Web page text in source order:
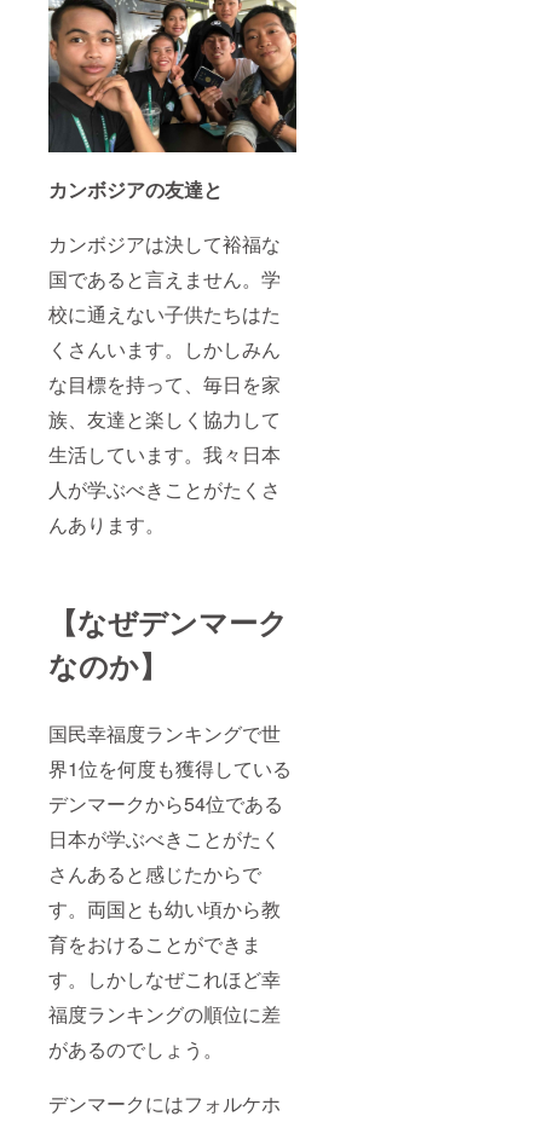
カンボジアの友達と
カンボジアは決して裕福な
国であると言えません。学
校に通えない子供たちはた
くさんいます。しかしみん
な目標を持って、毎日を家
族、友達と楽しく協力して
生活しています。我々日本
人が学ぶべきことがたくさ
んあります。
【なぜデンマーク
なのか】
国民幸福度ランキングで世
界1位を何度も獲得している
デンマークから54位である
日本が学ぶべきことがたく
さんあると感じたからで
す。両国とも幼い頃から教
育をおけることができま
す。しかしなぜこれほど幸
福度ランキングの順位に差
があるのでしょう。
デンマークにはフォルケホ